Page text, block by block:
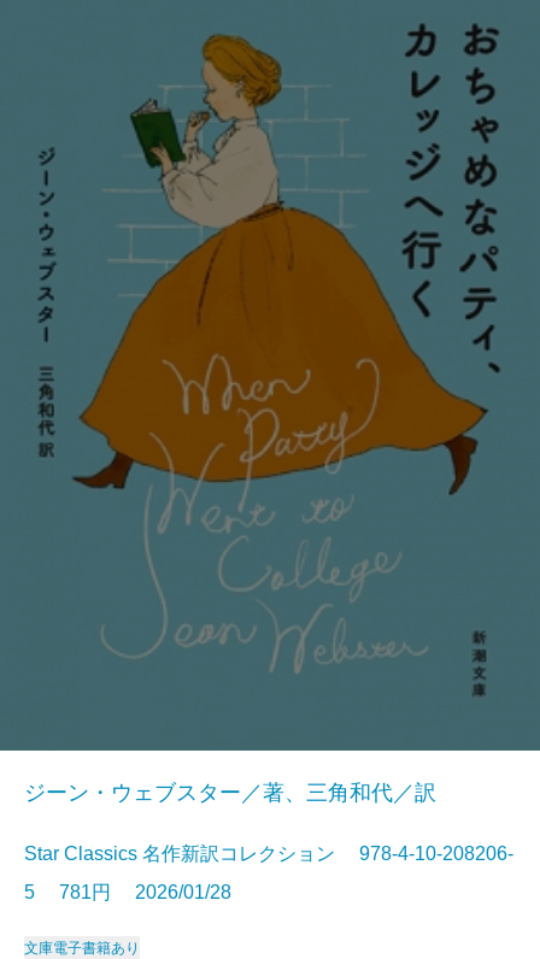
ジーン・ウェブスター／著、三角和代／訳
Star Classics 名作新訳コレクション 978-4-10-208206-
5 781円 2026/01/28
文庫電子書籍あり